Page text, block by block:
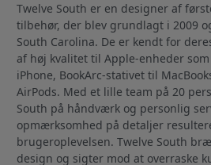
Twelve South er en designer af
tilbehør, der blev grundlagt i 2009
South Carolina. De er kendt for
af høj kvalitet til Apple-enheder
iPhone, BookArc-stativet til
AirPods. Med et lille team på 20
South på håndværk og personlig
opmærksomhed på detaljer
brugeroplevelsen. Twelve South
design og sigter mod at overraske